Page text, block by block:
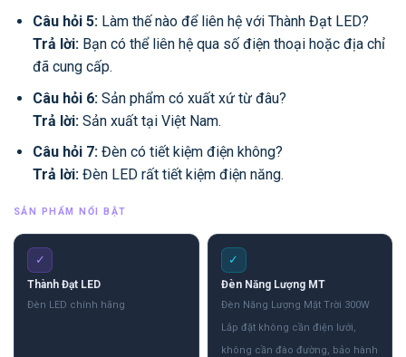
Câu hỏi 5:Làm thế nào để liên hệ với Thành Đạt LED?
Trả lời:Bạn có thể liên hệ qua số điện thoại hoặc địa chỉ
đã cung cấp.
Câu hỏi 6:Sản phẩm có xuất xứ từ đâu?
Trả lời:Sản xuất tại Việt Nam.
Câu hỏi 7:Đèn có tiết kiệm điện không?
Trả lời:Đèn LED rất tiết kiệm điện năng.
SẢN PHẨM NỔI BẬT
✓
Thành Đạt LED
Đèn LED chính hãng
✓
Đèn Năng Lượng MT
Đèn Năng Lượng Mặt Trời 300W
Lắp đặt không cần điện lưới,
không cần đào đường, bảo hành